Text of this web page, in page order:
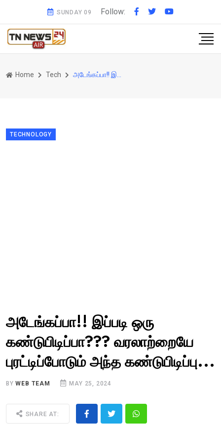
SUNDAY 09 Follow:
Home Tech
TECHNOLOGY
அடேங்கப்பா!! இப்படி ஒரு
கண்டுபிடிப்பா??? வரலாற்றையே
புரட்டிப்போடும் அந்த கண்டுபிடிப்பு...
BYWEB TEAM MAY 25, 2024
SHARE AT: